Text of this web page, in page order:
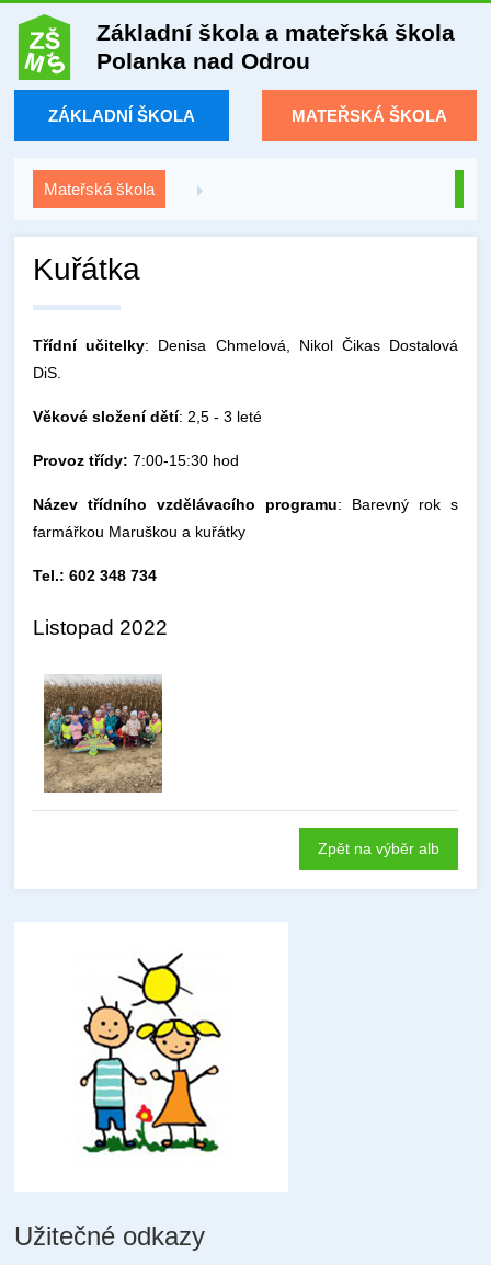
Základní škola a mateřská škola
Polanka nad Odrou
ZÁKLADNÍ ŠKOLA MATEŘSKÁ ŠKOLA
Mateřská škola
Kuřátka
Třídní učitelky: Denisa Chmelová, Nikol Čikas Dostalová
DiS.
Věkové složení dětí: 2,5 - 3 leté
Provoz třídy: 7:00-15:30 hod
Název třídního vzdělávacího programu: Barevný rok s
farmářkou Maruškou a kuřátky
Tel.: 602 348 734
Listopad 2022
Zpět na výběr alb
Užitečné odkazy